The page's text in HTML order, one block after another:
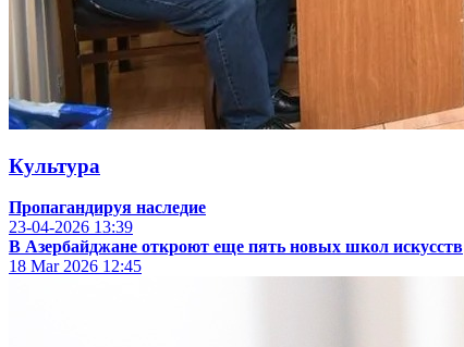
Культура
Пропагандируя наследие
23-04-2026 13:39
В Азербайджане откроют еще пять новых школ искусств
18 Mar 2026 12:45